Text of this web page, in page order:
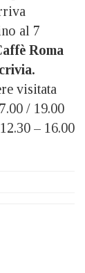
al 7
Roma
visitata
/ 19.00
– 16.00